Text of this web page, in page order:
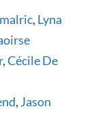
, Lyna
,Cécile De
, Jason